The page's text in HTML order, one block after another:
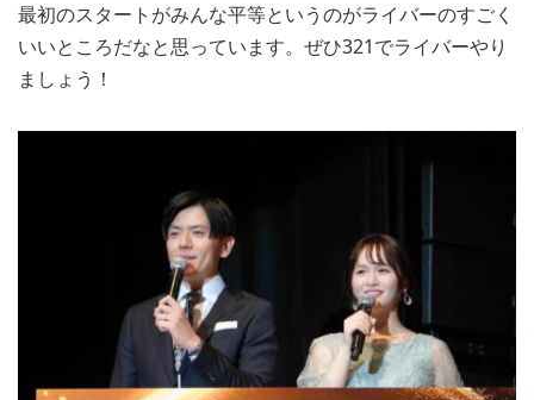
最初のスタートがみんな平等というのがライバーのすごく
いいところだなと思っています。ぜひ321でライバーやり
ましょう！